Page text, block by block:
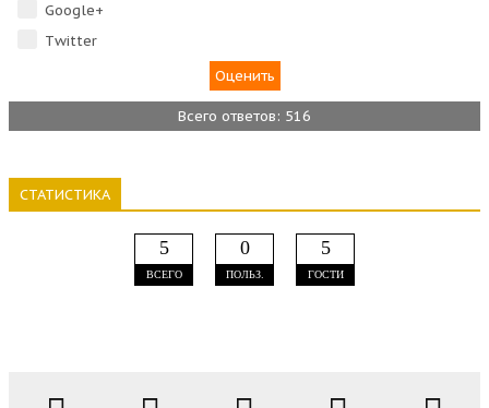
Google+
Тwitter
Всего ответов: 516
СТАТИСТИКА
5
ВСЕГО
0
ПОЛЬЗ.
5
ГОСТИ